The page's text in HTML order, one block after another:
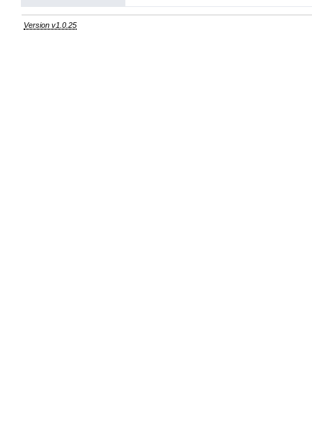
Version v1.0.25